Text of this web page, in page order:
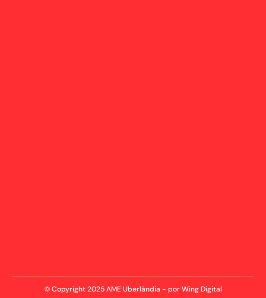
© Copyright 2025 AME Uberlândia - por Wing Digital